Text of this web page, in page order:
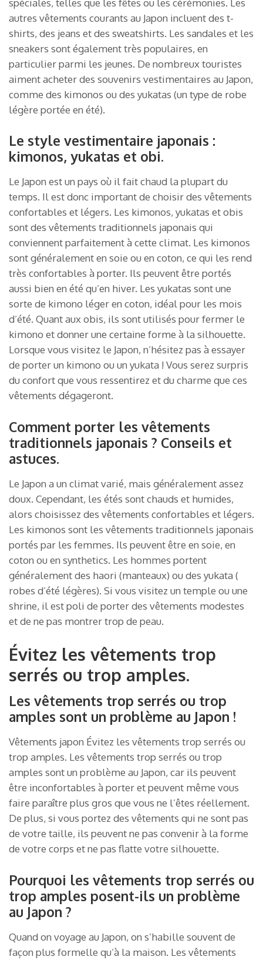
spéciales, telles que les fêtes ou les cérémonies. Les
autres vêtements courants au Japon incluent des t-
shirts, des jeans et des sweatshirts. Les sandales et les
sneakers sont également très populaires, en
particulier parmi les jeunes. De nombreux touristes
aiment acheter des souvenirs vestimentaires au Japon,
comme des kimonos ou des yukatas (un type de robe
légère portée en été).
Le style vestimentaire japonais :
kimonos, yukatas et obi.
Le Japon est un pays où il fait chaud la plupart du
temps. Il est donc important de choisir des vêtements
confortables et légers. Les kimonos, yukatas et obis
sont des vêtements traditionnels japonais qui
conviennent parfaitement à cette climat. Les kimonos
sont généralement en soie ou en coton, ce qui les rend
très confortables à porter. Ils peuvent être portés
aussi bien en été qu’en hiver. Les yukatas sont une
sorte de kimono léger en coton, idéal pour les mois
d’été. Quant aux obis, ils sont utilisés pour fermer le
kimono et donner une certaine forme à la silhouette.
Lorsque vous visitez le Japon, n’hésitez pas à essayer
de porter un kimono ou un yukata ! Vous serez surpris
du confort que vous ressentirez et du charme que ces
vêtements dégageront.
Comment porter les vêtements
traditionnels japonais ? Conseils et
astuces.
Le Japon a un climat varié, mais généralement assez
doux. Cependant, les étés sont chauds et humides,
alors choisissez des vêtements confortables et légers.
Les kimonos sont les vêtements traditionnels japonais
portés par les femmes. Ils peuvent être en soie, en
coton ou en synthetics. Les hommes portent
généralement des haori (manteaux) ou des yukata (
robes d’été légères). Si vous visitez un temple ou une
shrine, il est poli de porter des vêtements modestes
et de ne pas montrer trop de peau.
Évitez les vêtements trop
serrés ou trop amples.
Les vêtements trop serrés ou trop
amples sont un problème au Japon !
Vêtements japon Évitez les vêtements trop serrés ou
trop amples. Les vêtements trop serrés ou trop
amples sont un problème au Japon, car ils peuvent
être inconfortables à porter et peuvent même vous
faire paraître plus gros que vous ne l’êtes réellement.
De plus, si vous portez des vêtements qui ne sont pas
de votre taille, ils peuvent ne pas convenir à la forme
de votre corps et ne pas flatte votre silhouette.
Pourquoi les vêtements trop serrés ou
trop amples posent-ils un problème
au Japon ?
Quand on voyage au Japon, on s’habille souvent de
façon plus formelle qu’à la maison. Les vêtements